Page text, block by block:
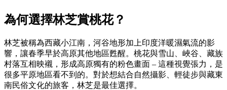
為何選擇林芝賞桃花？
林芝被稱為西藏小江南，河谷地形加上印度洋暖濕氣流的影
響，讓春季早於高原其他地區甦醒。桃花與雪山、峽谷、藏族
村落互相映襯，形成高原獨有的粉色畫面 – 這種視覺張力，是
很多平原地區看不到的。對於想結合自然攝影、輕徒步與藏東
南民俗文化的旅客，林芝是最佳選擇。